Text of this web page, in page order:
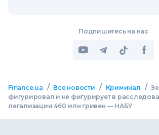
Подпишитесь на нас
Finance.ua / Все новости / Криминал /
фигурировал и не фигурирует в
легализации 460 млн гривен — НАБУ